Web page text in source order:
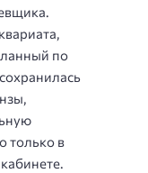
по
только в